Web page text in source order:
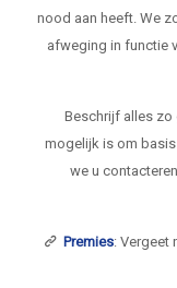
nood aan heeft. We
afweging in functie
Beschrijf alles
mogelijk is om basis
we u
Premies: Vergeet